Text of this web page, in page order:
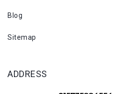
Blog
Sitemap
ADDRESS